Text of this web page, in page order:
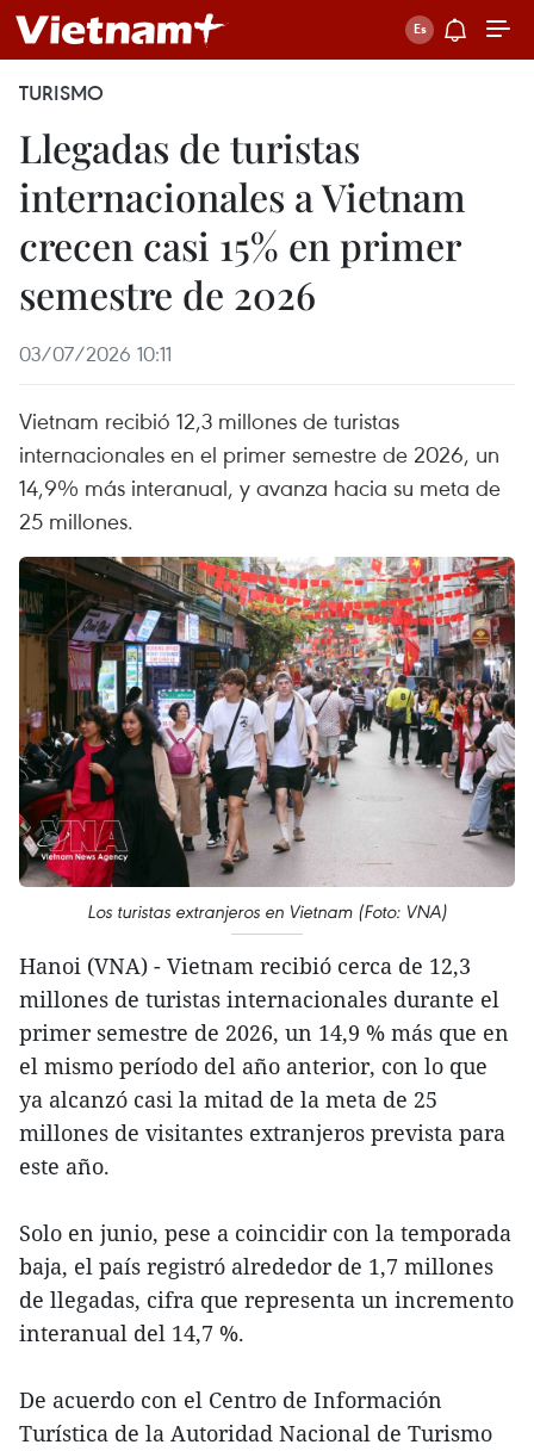
TURISMO
Llegadas de turistas
internacionales a Vietnam
crecen casi 15% en primer
semestre de 2026
03/07/2026 10:11
Vietnam recibió 12,3 millones de turistas
internacionales en el primer semestre de 2026, un
14,9% más interanual, y avanza hacia su meta de
25 millones.
Los turistas extranjeros en Vietnam (Foto: VNA)
Hanoi (VNA) - Vietnam recibió cerca de 12,3
millones de turistas internacionales durante el
primer semestre de 2026, un 14,9 % más que en
el mismo período del año anterior, con lo que
ya alcanzó casi la mitad de la meta de 25
millones de visitantes extranjeros prevista para
este año.
Solo en junio, pese a coincidir con la temporada
baja, el país registró alrededor de 1,7 millones
de llegadas, cifra que representa un incremento
interanual del 14,7 %.
De acuerdo con el Centro de Información
Turística de la Autoridad Nacional de Turismo